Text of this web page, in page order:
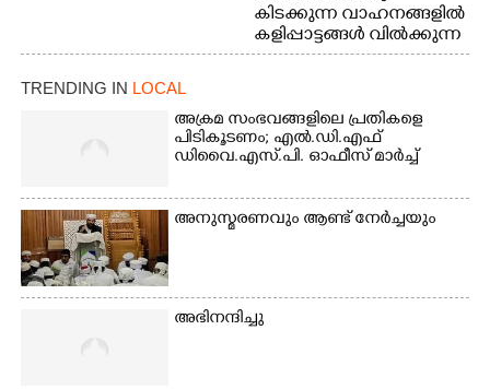
കിടക്കുന്ന വാഹനങ്ങളിൽ
കളിപ്പാട്ടങ്ങൾ വിൽക്കുന്ന
നാടോടി യുവതി. ഇടപ്പള്ളി
TRENDING IN LOCAL
അക്രമ സംഭവങ്ങളിലെ പ്രതികളെ
പിടികൂടണം; എൽ.ഡി.എഫ്
ഡിവൈ.എസ്.പി. ഓഫീസ് മാർച്ച്
അനുസ്മരണവും ആണ്ട് നേർച്ചയും
അഭിനന്ദിച്ചു